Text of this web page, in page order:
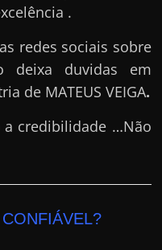
.
redes sociais sobre
deixa duvidas em
de MATEUS VEIGA.
a credibilidade …Não